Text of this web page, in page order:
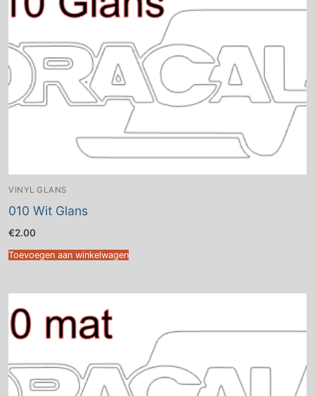
VINYL GLANS
010 Wit Glans
€2.00
Toevoegen aan winkelwagen